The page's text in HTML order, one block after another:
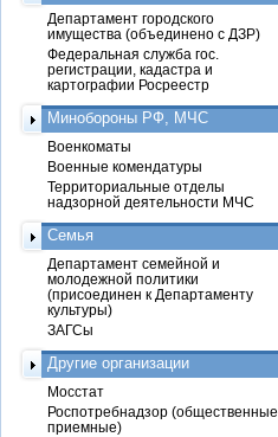
Департамент городского
имущества (объединено с ДЗР)
Федеральная служба гос.
регистрации, кадастра и
картографии Росреестр
Минобороны РФ, МЧС
Военкоматы
Военные комендатуры
Территориальные отделы
надзорной деятельности МЧС
Семья
Департамент семейной и
молодежной политики
(присоединен к Департаменту
культуры)
ЗАГСы
Другие организации
Мосстат
Роспотребнадзор (общественные
приемные)